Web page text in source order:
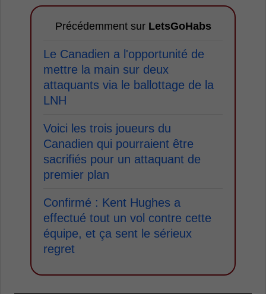
Précédemment sur LetsGoHabs
Le Canadien a l'opportunité de
mettre la main sur deux
attaquants via le ballottage de la
LNH
Voici les trois joueurs du
Canadien qui pourraient être
sacrifiés pour un attaquant de
premier plan
Confirmé : Kent Hughes a
effectué tout un vol contre cette
équipe, et ça sent le sérieux
regret